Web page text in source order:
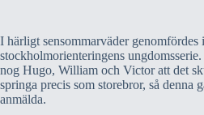
I härligt sensommarväder
stockholmorienteringens
nog Hugo, William och Victor att det
springa precis som storebror, så denna
anmälda.